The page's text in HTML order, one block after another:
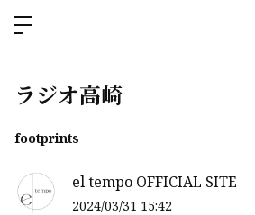
ラジオ高崎
footprints
el tempo OFFICIAL SITE
2024/03/31 15:42